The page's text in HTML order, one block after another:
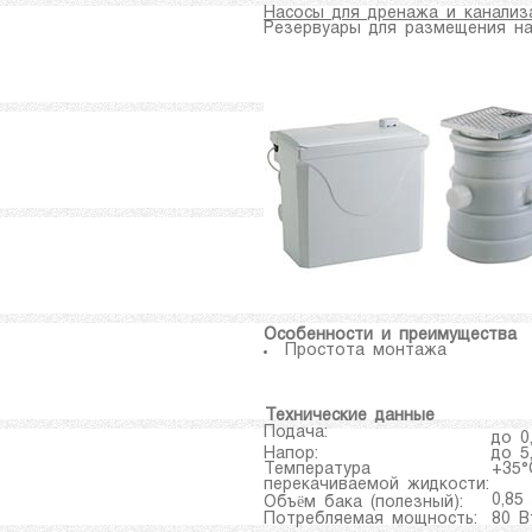
Насосы для дренажа и
Резервуары для размещения
Особенности и преимущества
Простота монтажа
Технические данные
Подача:
до
Напор:
до
Температура
перекачиваемой жидкости:
Объём бака (полезный):
0,85
Потребляемая мощность:
80